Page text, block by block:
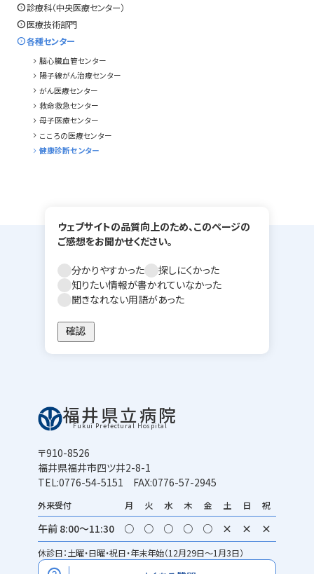
expand_circle_right診療科（中央医療センター）
expand_circle_right医療技術部門
expand_circle_right各種センター
chevron_right 脳心臓血管センター
chevron_right 陽子線がん治療センター
chevron_right がん医療センター
chevron_right 救命救急センター
chevron_right 母子医療センター
chevron_right こころの医療センター
chevron_right 健康診断センター
ウェブサイトの品質向上のため、このページの
ご感想をお聞かせください。
分かりやすかった
探しにくかった
知りたい情報が書かれていなかった
聞きなれない用語があった
福井県立病院
Fukui Prefectural Hospital
〒910-8526
福井県福井市四ツ井2-8-1
TEL:0776-54-5151 FAX:0776-57-2945
外来受付 月 火 水 木 金 土 日 祝
午前 8:00～11:30 ○ ○ ○ ○ ○ × × ×
休診日：土曜・日曜・祝日・年末年始（12月29日～1月3日）